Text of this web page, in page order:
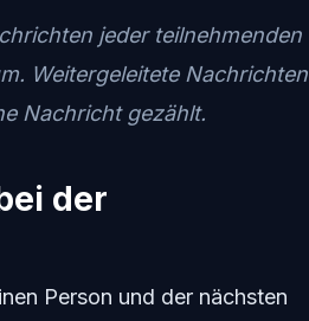
jeder teilnehmenden
Weitergeleitete Nachrichten
Nachricht gezählt.
der
Person und der nächsten